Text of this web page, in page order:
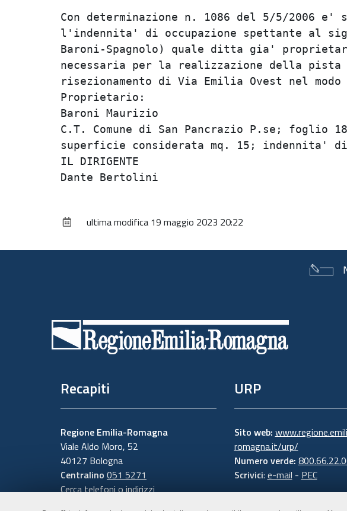
Con determinazione n. 1086 del 5/5/2006 e'
l'indennita' di occupazione spettante al
Baroni-Spagnolo) quale ditta gia'
necessaria per la realizzazione della pista
risezionamento di Via Emilia Ovest nel modo
Proprietario:
Baroni Maurizio
C.T. Comune di San Pancrazio P.se; foglio
superficie considerata mq. 15; indennita' di
IL DIRIGENTE
ultima modifica 19 maggio 2023 20:22
Recapiti
Regione Emilia-Romagna
Viale Aldo Moro, 52
40127 Bologna
Centralino 051 5271
Cerca telefoni o indirizzi
URP
Sito web:
romagna.it/urp/
Numero verde:
Scrivici: e-mail - PEC